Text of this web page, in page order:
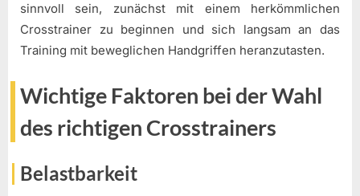
sinnvoll sein, zunächst mit einem herkömmlichen
Crosstrainer zu beginnen und sich langsam an das
Training mit beweglichen Handgriffen heranzutasten.
Wichtige Faktoren bei der Wahl
des richtigen Crosstrainers
Belastbarkeit